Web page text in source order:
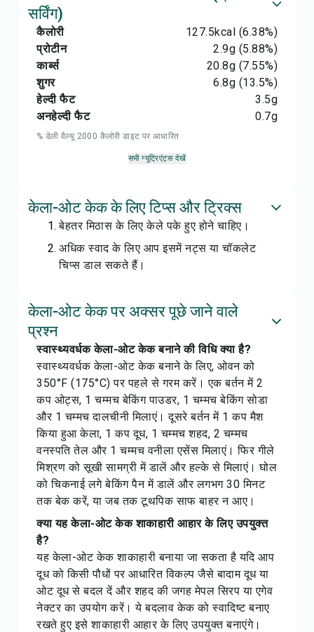
सर्विंग)
कैलोरी 127.5kcal (6.38%)
प्रोटीन
2.9g (5.88%)
कार्ब्स
20.8g (7.55%)
शुगर
6.8g (13.5%)
हेल्दी फैट
3.5g
अनहेल्दी फैट
0.7g
% डेली वैल्यू 2000 कैलोरी डाइट पर आधारित
सभी न्यूट्रिएंट्स देखें
केला-ओट केक के लिए टिप्स और ट्रिक्स
बेहतर मिठास के लिए केले पके हुए होने चाहिए।
अधिक स्वाद के लिए आप इसमें नट्स या चॉकलेट
चिप्स डाल सकते हैं।
केला-ओट केक पर अक्सर पूछे जाने वाले
प्रश्न
स्वास्थ्यवर्धक केला-ओट केक बनाने की विधि क्या है?
स्वास्थ्यवर्धक केला-ओट केक बनाने के लिए, ओवन को
350°F (175°C) पर पहले से गरम करें। एक बर्तन में 2
कप ओट्स, 1 चम्मच बेकिंग पाउडर, 1 चम्मच बेकिंग सोडा
और 1 चम्मच दालचीनी मिलाएं। दूसरे बर्तन में 1 कप मैश
किया हुआ केला, 1 कप दूध, 1 चम्मच शहद, 2 चम्मच
वनस्पति तेल और 1 चम्मच वनीला एसेंस मिलाएं। फिर गीले
मिश्रण को सूखी सामग्री में डालें और हल्के से मिलाएं। घोल
को चिकनाई लगे बेकिंग पैन में डालें और लगभग 30 मिनट
तक बेक करें, या जब तक टूथपिक साफ बाहर न आए।
क्या यह केला-ओट केक शाकाहारी आहार के लिए उपयुक्त
है?
यह केला-ओट केक शाकाहारी बनाया जा सकता है यदि आप
दूध को किसी पौधों पर आधारित विकल्प जैसे बादाम दूध या
ओट दूध से बदल दें और शहद की जगह मेपल सिरप या एगेव
नेक्टर का उपयोग करें। ये बदलाव केक को स्वादिष्ट बनाए
रखते हुए इसे शाकाहारी आहार के लिए उपयुक्त बनाएंगे।